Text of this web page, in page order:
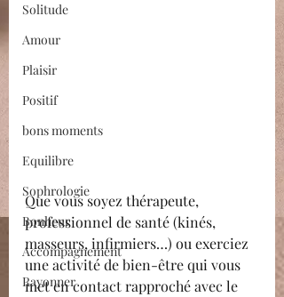
Solitude
Amour
Plaisir
Positif
bons moments
Equilibre
Sophrologie
Bonheur
Accompagnement
Rayonner
Que vous soyez thérapeute,
professionnel de santé (kinés,
masseurs, infirmiers…) ou exerciez
une activité de bien-être qui vous
met en contact rapproché avec le